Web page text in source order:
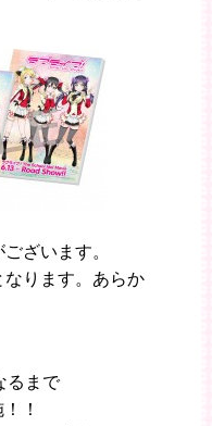
ざいます。
ります。あらか
るまで
！